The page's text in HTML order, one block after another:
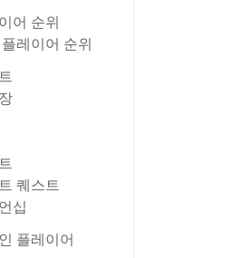
어 순위
레이어 순위
퀘스트
십
플레이어